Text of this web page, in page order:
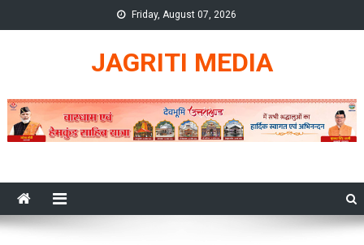
to
Friday, August 07, 2026
JAGRITI MEDIA